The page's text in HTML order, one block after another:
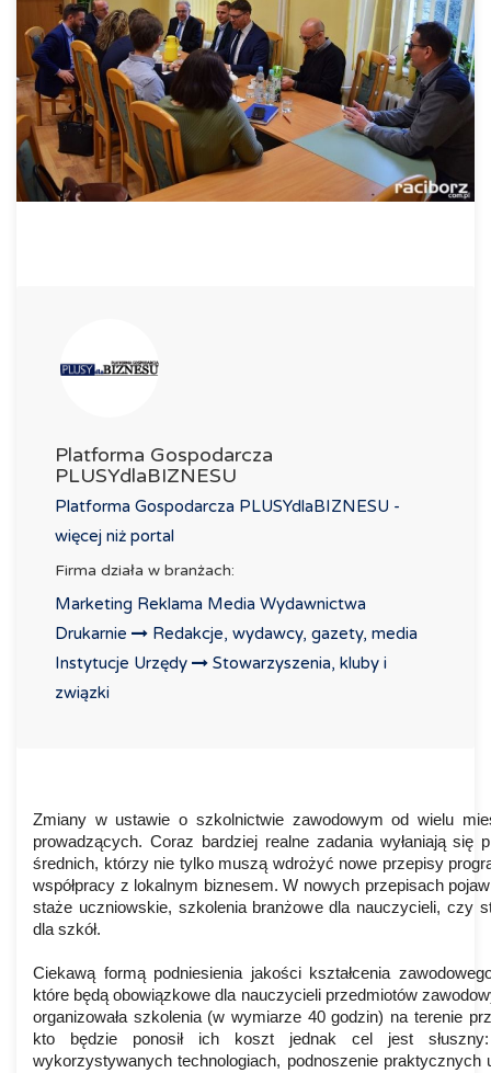
Platforma Gospodarcza
PLUSYdlaBIZNESU
Platforma Gospodarcza PLUSYdlaBIZNESU -
więcej niż portal
Firma działa w branżach:
Marketing Reklama Media Wydawnictwa
Drukarnie
Redakcje, wydawcy, gazety, media
Instytucje Urzędy
Stowarzyszenia, kluby i
związki
Zmiany w ustawie o szkolnictwie zawodowym od wielu
prowadzących. Coraz bardziej realne zadania wyłaniają się
średnich, którzy nie tylko muszą wdrożyć nowe przepisy
współpracy z lokalnym biznesem. W nowych przepisach
staże uczniowskie, szkolenia branżowe dla nauczycieli, czy
dla szkół.
Ciekawą formą podniesienia jakości kształcenia
które będą obowiązkowe dla nauczycieli przedmiotów
organizowała szkolenia (w wymiarze 40 godzin) na terenie
kto będzie ponosił ich koszt jednak cel jest słuszny:
wykorzystywanych technologiach, podnoszenie